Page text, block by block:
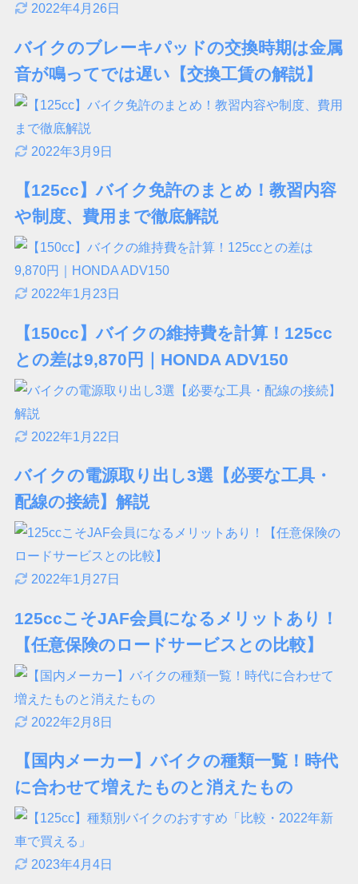
2022年4月26日
バイクのブレーキパッドの交換時期は金属
音が鳴ってでは遅い【交換工賃の解説】
2022年3月9日
【125cc】バイク免許のまとめ！教習内容
や制度、費用まで徹底解説
2022年1月23日
【150cc】バイクの維持費を計算！125cc
との差は9,870円｜HONDA ADV150
2022年1月22日
バイクの電源取り出し3選【必要な工具・
配線の接続】解説
2022年1月27日
125ccこそJAF会員になるメリットあり！
【任意保険のロードサービスとの比較】
2022年2月8日
【国内メーカー】バイクの種類一覧！時代
に合わせて増えたものと消えたもの
2023年4月4日